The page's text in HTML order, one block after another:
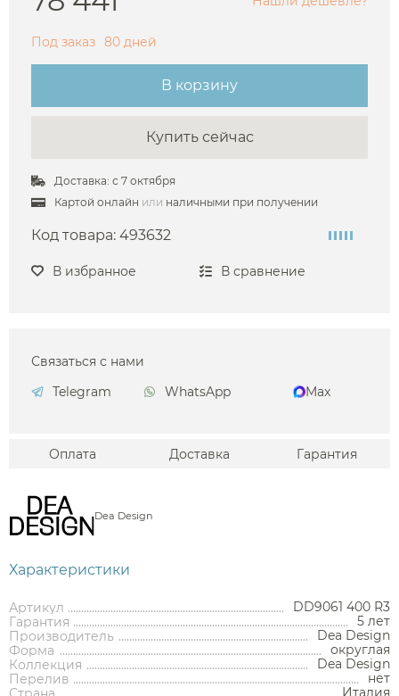
Под заказ 80 дней
В корзину
Купить сейчас
Доставка: с 7 октября
Картой онлайн или наличными при получении
Код товара: 493632
В избранное В сравнение
Связаться с нами
Telegram
WhatsApp Max
Оплата Доставка Гарантия
Dea Design
Характеристики
Артикул
DD9061 400 R3
Гарантия
5 лет
Производитель
Dea Design
Форма
округлая
Коллекция
Dea Design
Перелив
нет
Италия